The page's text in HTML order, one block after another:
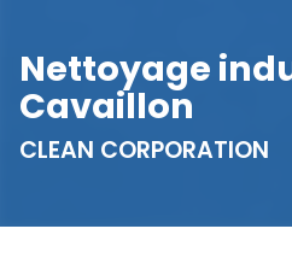
Nettoyage
Cavaillon
CLEAN CORPORATION